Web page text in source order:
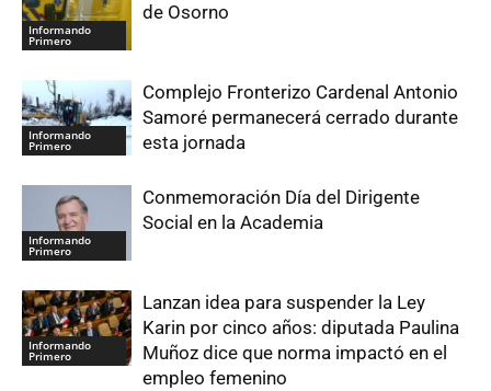
Informando
Primero
de Osorno
Informando
Primero
Complejo Fronterizo Cardenal Antonio
Samoré permanecerá cerrado durante
esta jornada
Informando
Primero
Conmemoración Día del Dirigente
Social en la Academia
Informando
Primero
Lanzan idea para suspender la Ley
Karin por cinco años: diputada Paulina
Muñoz dice que norma impactó en el
empleo femenino